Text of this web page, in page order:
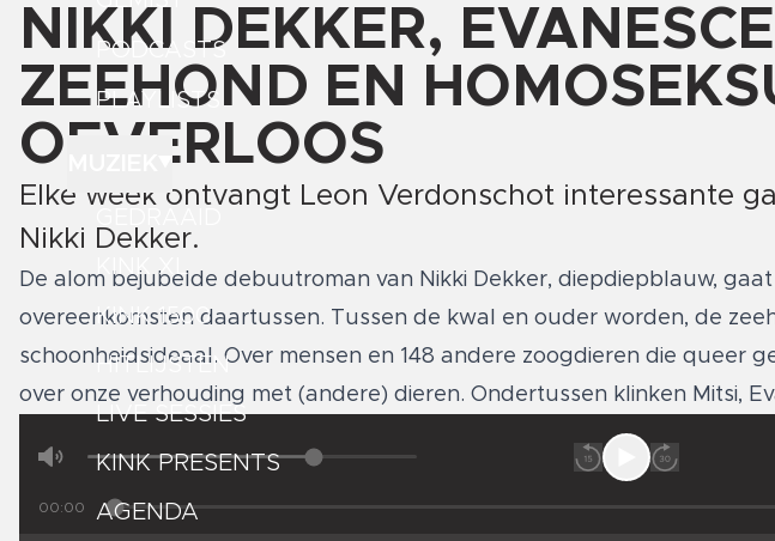
PODCASTS
PLAYLISTS
KINK XL
KINK 1500
HITLIJSTEN
LIVE SESSIES
KINK PRESENTS
AGENDA
NIKKI DEKKER,
ZEEHOND EN
OEVERLOOS
Elke week ontvangt Leon Verdonschot interessante
Nikki Dekker.
De alom bejubelde debuutroman van Nikki Dekker, diepdiepblauw,
overeenkomsten daartussen. Tussen de kwal en ouder worden, de
schoonheidsideaal. Over mensen en 148 andere zoogdieren die queer
over onze verhouding met (andere) dieren. Ondertussen klinken Mitsi,
00:00